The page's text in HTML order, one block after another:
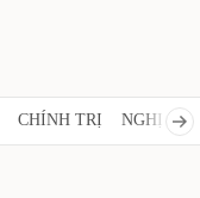
CHÍNH TRỊ NGHỊ